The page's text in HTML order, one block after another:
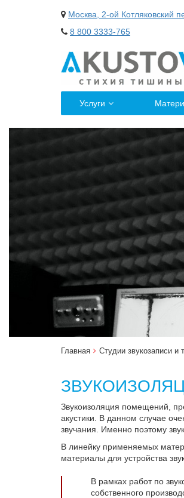
Москва, 2-ой Котляковский
8 800 3333-765
Услуги
Главная Студии звукозаписи и
Звукоизоляция помещений,
акустики. В данном случае
звучания. Именно поэтому
В линейку применяемых
материалы для устройства
В рамках работ по
собственного